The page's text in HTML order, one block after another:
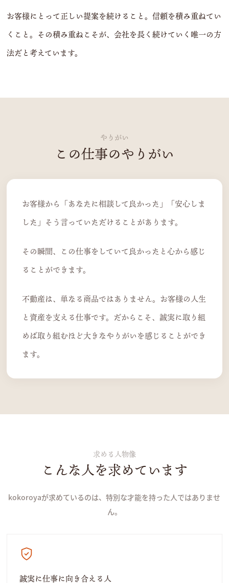
お客様にとって正しい提案を続けること。信頼を積み重ねてい
くこと。その積み重ねこそが、会社を長く続けていく唯一の方
法だと考えています。
やりがい
この仕事のやりがい
お客様から「あなたに相談して良かった」「安心しま
した」そう言っていただけることがあります。
その瞬間、この仕事をしていて良かったと心から感じ
ることができます。
不動産は、単なる商品ではありません。お客様の人生
と資産を支える仕事です。だからこそ、誠実に取り組
めば取り組むほど大きなやりがいを感じることができ
ます。
求める人物像
こんな人を求めています
kokoroyaが求めているのは、特別な才能を持った人ではありませ
ん。
誠実に仕事に向き合える人